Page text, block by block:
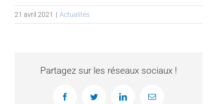
21 avril 2021 | Actualités
Partagez sur les réseaux sociaux !
FacebookTwitter LinkedInEmail